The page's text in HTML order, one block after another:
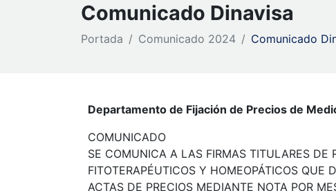
Comunicado Dinavisa
Portada Comunicado 2024 Comunicado
Departamento de Fijación de Precios de
COMUNICADO
SE COMUNICA A LAS FIRMAS TITULARES DE
FITOTERAPÉUTICOS Y HOMEOPÁTICOS
ACTAS DE PRECIOS MEDIANTE NOTA POR